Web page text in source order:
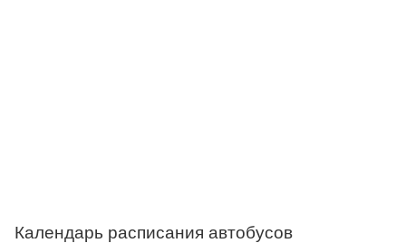
Календарь расписания автобусов